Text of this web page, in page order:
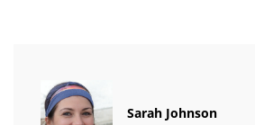
Sarah Johnson